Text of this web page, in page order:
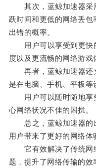
其次，蓝鲸加速器采
跃时间和更低的网络丢
出错的概率。
用户可以享受到更快
度以及更流畅的网络游戏
再者，蓝鲸加速器还
是在电脑、手机、平板等
用户可以随时随地享
心网络状况不佳的困扰。
总之，蓝鲸加速器的
用户带来了更好的网络体
它有效解决了传统网
题，提升了网络传输的效